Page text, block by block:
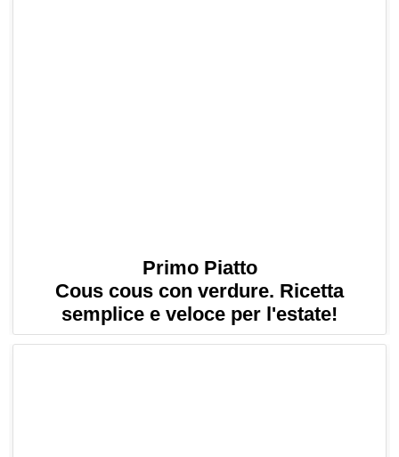
Primo Piatto
Cous cous con verdure. Ricetta
semplice e veloce per l'estate!